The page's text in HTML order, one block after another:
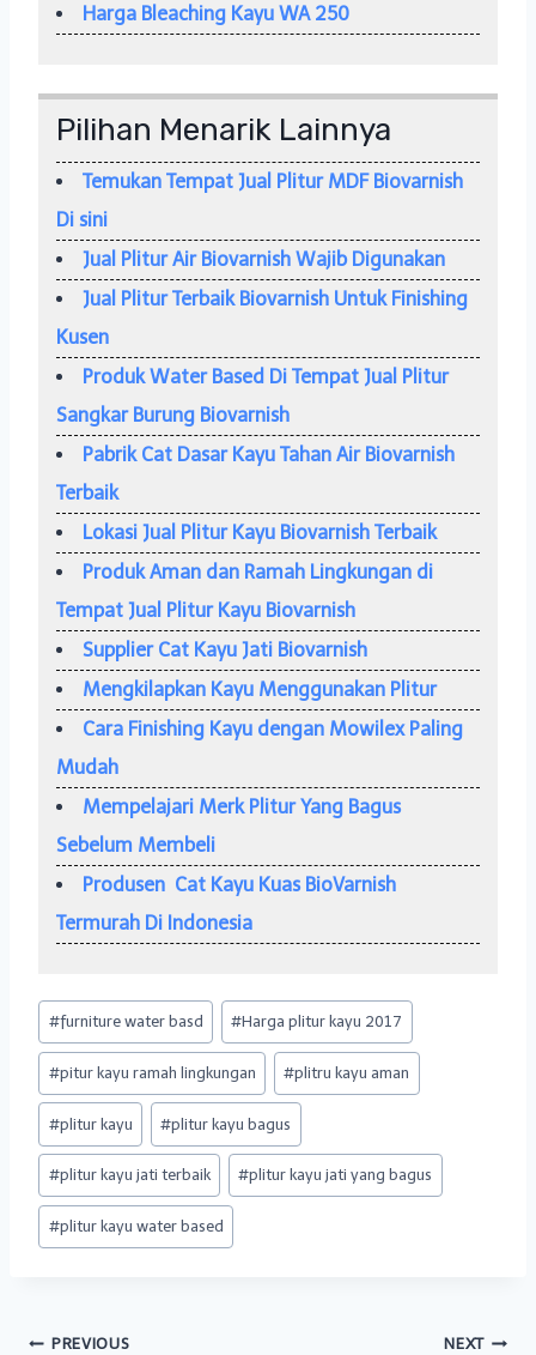
Harga Bleaching Kayu WA 250
Pilihan Menarik Lainnya
Temukan Tempat Jual Plitur MDF Biovarnish
Di sini
Jual Plitur Air Biovarnish Wajib Digunakan
Jual Plitur Terbaik Biovarnish Untuk Finishing
Kusen
Produk Water Based Di Tempat Jual Plitur
Sangkar Burung Biovarnish
Pabrik Cat Dasar Kayu Tahan Air Biovarnish
Terbaik
Lokasi Jual Plitur Kayu Biovarnish Terbaik
Produk Aman dan Ramah Lingkungan di
Tempat Jual Plitur Kayu Biovarnish
Supplier Cat Kayu Jati Biovarnish
Mengkilapkan Kayu Menggunakan Plitur
Cara Finishing Kayu dengan Mowilex Paling
Mudah
Mempelajari Merk Plitur Yang Bagus
Sebelum Membeli
Produsen Cat Kayu Kuas BioVarnish
Termurah Di Indonesia
Post
Tags:
#furniture water basd #Harga plitur kayu 2017
#pitur kayu ramah lingkungan #plitru kayu aman
#plitur kayu #plitur kayu bagus
#plitur kayu jati terbaik #plitur kayu jati yang bagus
#plitur kayu water based
PREVIOUS NEXT